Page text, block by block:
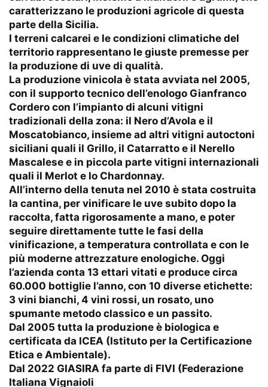
caratterizzano le produzioni agricole di questa
parte della Sicilia.
I terreni calcarei e le condizioni climatiche del
territorio rappresentano le giuste premesse per
la produzione di uve di qualità.
La produzione vinicola è stata avviata nel 2005,
con il supporto tecnico dell’enologo Gianfranco
Cordero con l’impianto di alcuni vitigni
tradizionali della zona: il Nero d’Avola e il
Moscatobianco, insieme ad altri vitigni autoctoni
siciliani quali il Grillo, il Catarratto e il Nerello
Mascalese e in piccola parte vitigni internazionali
quali il Merlot e lo Chardonnay.
All’interno della tenuta nel 2010 è stata costruita
la cantina, per vinificare le uve subito dopo la
raccolta, fatta rigorosamente a mano, e poter
seguire direttamente tutte le fasi della
vinificazione, a temperatura controllata e con le
più moderne attrezzature enologiche. Oggi
l’azienda conta 13 ettari vitati e produce circa
60.000 bottiglie l’anno, con 10 diverse etichette:
3 vini bianchi, 4 vini rossi, un rosato, uno
spumante metodo classico e un passito.
Dal 2005 tutta la produzione è biologica e
certificata da ICEA (Istituto per la Certificazione
Etica e Ambientale).
Dal 2022 GIASIRA fa parte di FIVI (Federazione
Italiana Vignaioli